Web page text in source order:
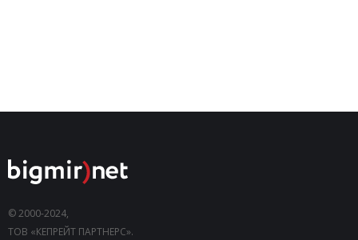
© 2000-2024,
ТОВ «КЕПРЕЙТ ПАРТНЕРС».